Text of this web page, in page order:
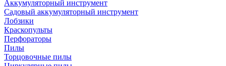
Аккумуляторный инструмент
Садовый аккумуляторный инструмент
Лобзики
Краскопульты
Перфораторы
Пилы
Торцовочные пилы